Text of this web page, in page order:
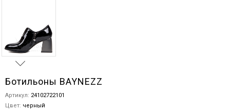
Ботильоны BAYNEZZ
Артикул: 24102722101
Цвет: черный